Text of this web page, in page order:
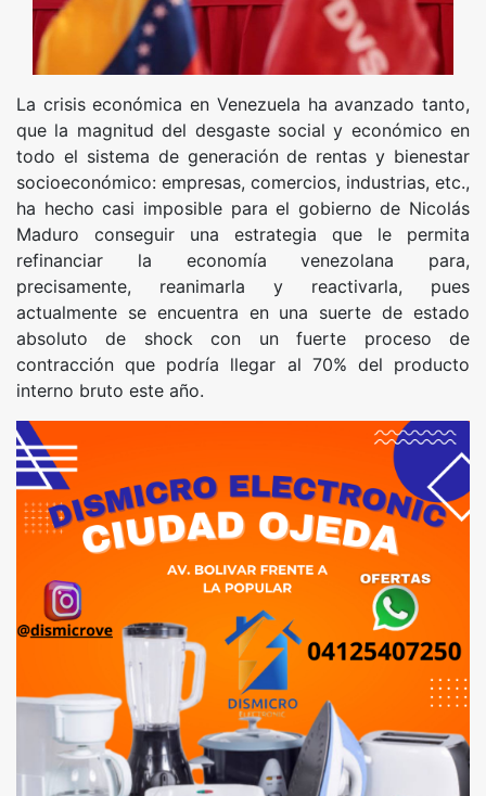
La crisis económica en Venezuela ha avanzado tanto,
que la magnitud del desgaste social y económico en
todo el sistema de generación de rentas y bienestar
socioeconómico: empresas, comercios, industrias, etc.,
ha hecho casi imposible para el gobierno de Nicolás
Maduro conseguir una estrategia que le permita
refinanciar la economía venezolana para,
precisamente, reanimarla y reactivarla, pues
actualmente se encuentra en una suerte de estado
absoluto de shock con un fuerte proceso de
contracción que podría llegar al 70% del producto
interno bruto este año.